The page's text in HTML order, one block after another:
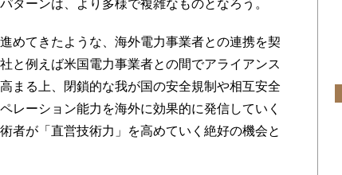
ターンは、より多様で複雑なものとなろう。
めてきたような、海外電力事業者との連携を契
と例えば米国電力事業者との間でアライアンス
まる上、閉鎖的な我が国の安全規制や相互安全
レーション能力を海外に効果的に発信していく
者が「直営技術力」を高めていく絶好の機会と